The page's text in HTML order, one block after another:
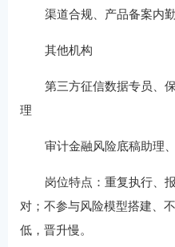
渠道合规、产品备案内
其他机构
第三方征信数据专员、
理
审计金融风险底稿助理
岗位特点：重复执行、
对；不参与风险模型搭建、
低，晋升慢。